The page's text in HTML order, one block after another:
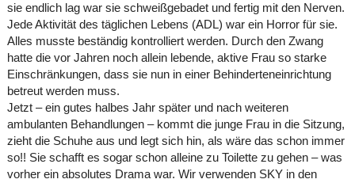
sie endlich lag war sie schweißgebadet und fertig mit den Nerven.
Jede Aktivität des täglichen Lebens (ADL) war ein Horror für sie.
Alles musste beständig kontrolliert werden. Durch den Zwang
hatte die vor Jahren noch allein lebende, aktive Frau so starke
Einschränkungen, dass sie nun in einer Behinderteneinrichtung
betreut werden muss.
Jetzt – ein gutes halbes Jahr später und nach weiteren
ambulanten Behandlungen – kommt die junge Frau in die Sitzung,
zieht die Schuhe aus und legt sich hin, als wäre das schon immer
so!! Sie schafft es sogar schon alleine zu Toilette zu gehen – was
vorher ein absolutes Drama war. Wir verwenden SKY in den